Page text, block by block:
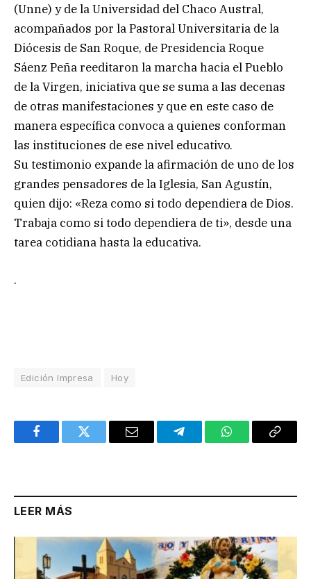
(Unne) y de la Universidad del Chaco Austral,
acompañados por la Pastoral Universitaria de la
Diócesis de San Roque, de Presidencia Roque
Sáenz Peña reeditaron la marcha hacia el Pueblo
de la Virgen, iniciativa que se suma a las decenas
de otras manifestaciones y que en este caso de
manera específica convoca a quienes conforman
las instituciones de ese nivel educativo.
Su testimonio expande la afirmación de uno de los
grandes pensadores de la Iglesia, San Agustín,
quien dijo: «Reza como si todo dependiera de Dios.
Trabaja como si todo dependiera de ti», desde una
tarea cotidiana hasta la educativa.
.
Edición Impresa Hoy
FacebookTwitter Email TelegramWhatsAppCopy
LEER MÁS